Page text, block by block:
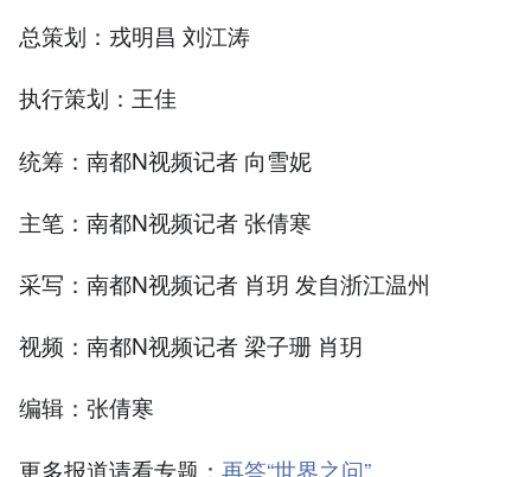
总策划：戎明昌 刘江涛
执行策划：王佳
统筹：南都N视频记者 向雪妮
主笔：南都N视频记者 张倩寒
采写：南都N视频记者 肖玥 发自浙江温州
视频：南都N视频记者 梁子珊 肖玥
编辑：张倩寒
更多报道请看专题： 再答“世界之问”